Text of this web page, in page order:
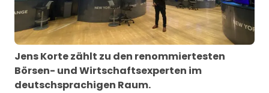
Jens Korte zählt zu den renommiertesten
Börsen- und Wirtschaftsexperten im
deutschsprachigen Raum.